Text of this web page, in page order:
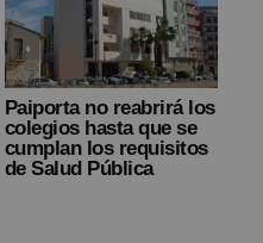
Paiporta no reabrirá los
colegios hasta que se
cumplan los requisitos
de Salud Pública